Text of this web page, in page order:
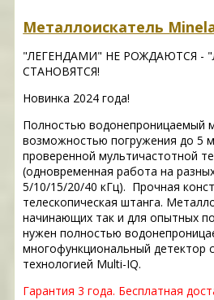
Металлоискатель
"ЛЕГЕНДАМИ" НЕ РОЖДАЮТСЯ -
СТАНОВЯТСЯ!
Новинка 2024 года!
Полностью водонепроницаемый
возможностью погружения до 5
проверенной мультичастотной
(одновременная работа на
5/10/15/20/40 кГц). Прочная
телескопическая штанга.
начинающих так и для опытных
нужен полностью
многофункциональный детектор
технологией Multi-IQ.
Гарантия 3 года. Бесплатная